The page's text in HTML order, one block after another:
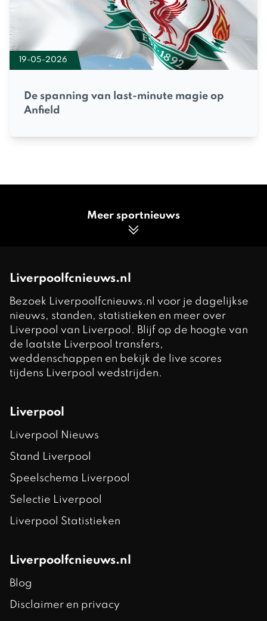
19-05-2026
De spanning van last-minute magie op
Anfield
Meer sportnieuws
Liverpoolfcnieuws.nl
Bezoek Liverpoolfcnieuws.nl voor je dagelijkse
nieuws, standen, statistieken en meer over
Liverpool van Liverpool. Blijf op de hoogte van
de laatste Liverpool transfers,
weddenschappen en bekijk de live scores
tijdens Liverpool wedstrijden.
Liverpool
Liverpool Nieuws
Stand Liverpool
Speelschema Liverpool
Selectie Liverpool
Liverpool Statistieken
Liverpoolfcnieuws.nl
Blog
Disclaimer en privacy